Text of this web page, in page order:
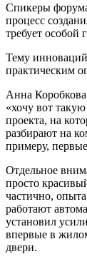
Спикеры
процесс
требует особой
Тему
практическим
Анна
«хочу вот
проекта, на
разбирают на
примеру,
Отдельное
просто
частично,
работают
установил
впервые в
двери.